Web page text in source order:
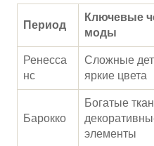
Период
Ключевые
моды
Ренесса
нс
Сложные
яркие цвета
Барокко
Богатые
элементы